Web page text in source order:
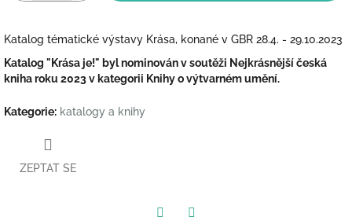
Katalog tématické výstavy Krása, konané v GBR 28.4. - 29.10.2023
Katalog "Krása je!" byl nominován v soutěži Nejkrásnější česká
kniha roku 2023 v kategorii Knihy o výtvarném umění.
Kategorie: katalogy a knihy
ZEPTAT SE